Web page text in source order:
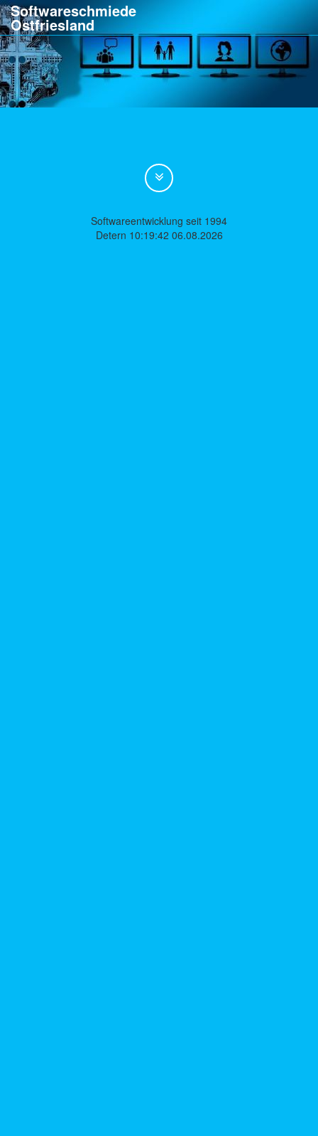
Softwareschmiede
Ostfriesland
Softwareentwicklung seit 1994
Detern 10:19:42 06.08.2026